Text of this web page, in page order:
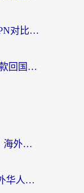
Quickback VPN好用吗？和穿梭VPN对比哪个回国效果更好？海外党必看的真实测评与选择指南
穿梭和快喵好用吗？海外党亲测3款回国加速器，附日本回国VPN避坑指南
汽水到国外不能用了吗怎么办呀？海外党追剧看片的救星在这里！
音悦Tai在瑞典用不了怎么办？海外华人追剧听歌的实用指南